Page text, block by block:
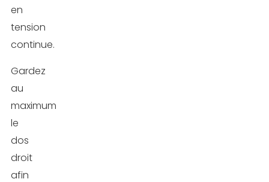
en
tension
continue.
Gardez
au
maximum
le
dos
droit
afin